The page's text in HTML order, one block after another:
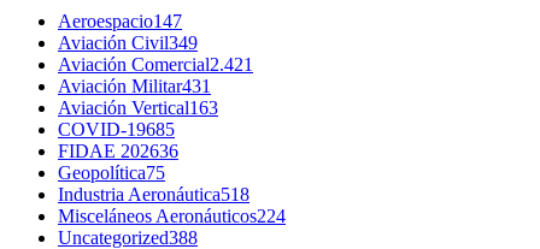
Aeroespacio147
Aviación Civil349
Aviación Comercial2.421
Aviación Militar431
Aviación Vertical163
COVID-19685
FIDAE 202636
Geopolítica75
Industria Aeronáutica518
Misceláneos Aeronáuticos224
Uncategorized388